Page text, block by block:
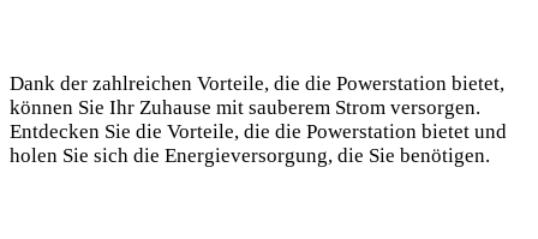
Dank der zahlreichen Vorteile, die die Powerstation bietet,
können Sie Ihr Zuhause mit sauberem Strom versorgen.
Entdecken Sie die Vorteile, die die Powerstation bietet und
holen Sie sich die Energieversorgung, die Sie benötigen.